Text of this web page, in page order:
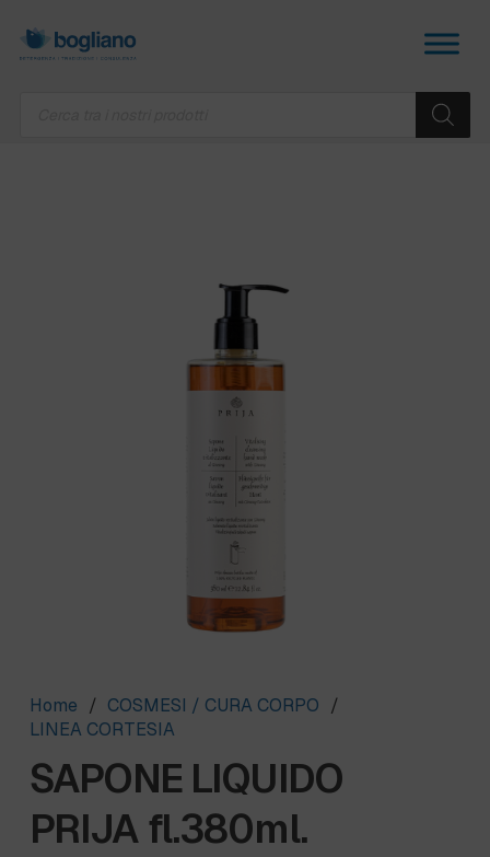
Home / COSMESI / CURA CORPO /
LINEA CORTESIA
SAPONE LIQUIDO
PRIJA fl.380ml.